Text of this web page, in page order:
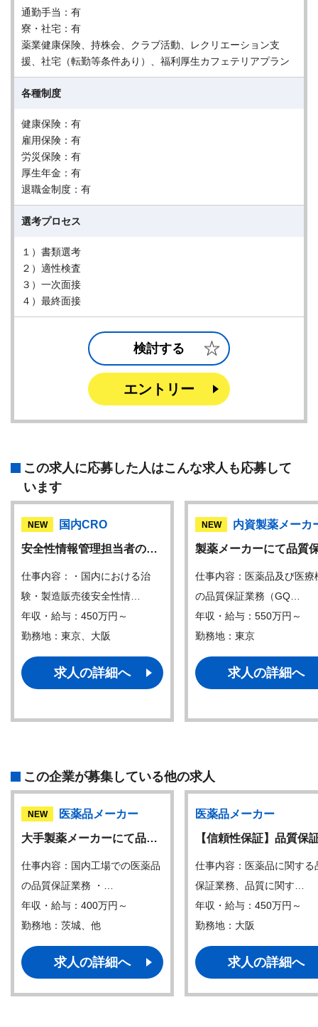
通勤手当：有
寮・社宅：有
薬業健康保険、持株会、クラブ活動、レクリエーション支
援、社宅（転勤等条件あり）、福利厚生カフェテリアプラン
各種制度
健康保険：有
雇用保険：有
労災保険：有
厚生年金：有
退職金制度：有
選考プロセス
１）書類選考
２）適性検査
３）一次面接
４）最終面接
検討する
エントリー
この求人に応募した人はこんな求人も応募して
います
NEW
国内CRO
安全性情報管理担当者の…
仕事内容：・国内における治
験・製造販売後安全性情…
年収・給与：450万円～
勤務地：東京、大阪
求人の詳細へ
NEW
内資製薬メーカ
製薬メーカーにて品質
仕事内容：医薬品及び医療
の品質保証業務（GQ…
年収・給与：550万円～
勤務地：東京
求人の詳細へ
この企業が募集している他の求人
NEW
医薬品メーカー
大手製薬メーカーにて品…
仕事内容：国内工場での医薬品
の品質保証業務 ・…
年収・給与：400万円～
勤務地：茨城、他
求人の詳細へ
医薬品メーカー
【信頼性保証】品質保
仕事内容：医薬品に関する
保証業務、品質に関す…
年収・給与：450万円～
勤務地：大阪
求人の詳細へ